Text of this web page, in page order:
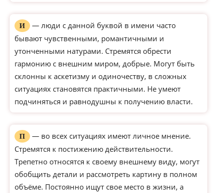
И
— люди с данной буквой в имени часто
бывают чувственными, романтичными и
утонченными натурами. Стремятся обрести
гармонию с внешним миром, добрые. Могут быть
склонны к аскетизму и одиночеству, в сложных
ситуациях становятся практичными. Не умеют
подчиняться и равнодушны к получению власти.
П
— во всех ситуациях имеют личное мнение.
Стремятся к постижению действительности.
Трепетно относятся к своему внешнему виду, могут
обобщить детали и рассмотреть картину в полном
объёме. Постоянно ищут свое место в жизни, а